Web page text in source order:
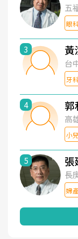
五
眼
3 黃
台
牙
4 郭
高
小
5 張
長
婦